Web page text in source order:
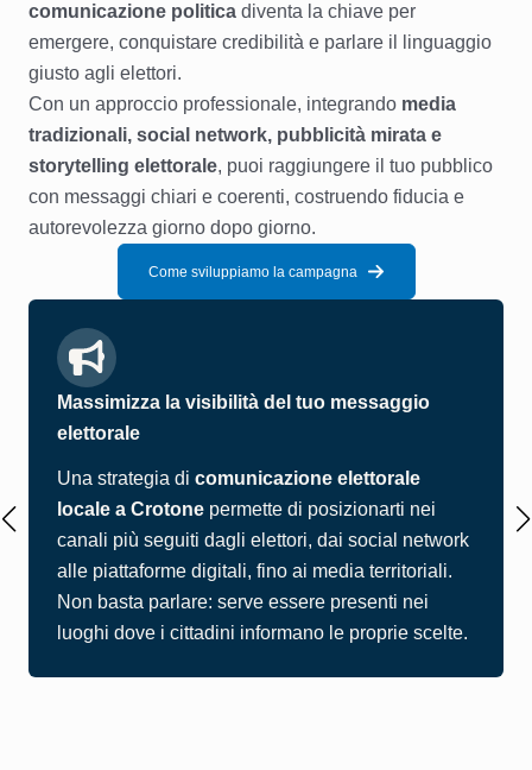
comunicazione politica diventa la chiave per
emergere, conquistare credibilità e parlare il linguaggio
giusto agli elettori.
Con un approccio professionale, integrando media
tradizionali, social network, pubblicità mirata e
storytelling elettorale, puoi raggiungere il tuo pubblico
con messaggi chiari e coerenti, costruendo fiducia e
autorevolezza giorno dopo giorno.
Come sviluppiamo la campagna
Massimizza la visibilità del tuo messaggio
elettorale
Una strategia di comunicazione elettorale
locale a Crotone permette di posizionarti nei
canali più seguiti dagli elettori, dai social network
alle piattaforme digitali, fino ai media territoriali.
Non basta parlare: serve essere presenti nei
luoghi dove i cittadini informano le proprie scelte.